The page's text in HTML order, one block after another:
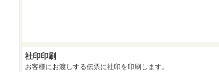
社印印刷
お客様にお渡しする伝票に社印を印刷します。